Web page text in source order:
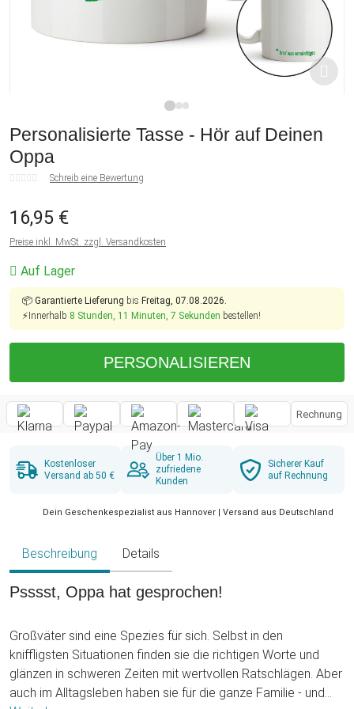
Personalisierte Tasse - Hör auf Deinen
Oppa
Schreib eine Bewertung
16,95 €
Preise inkl. MwSt. zzgl. Versandkosten
Auf Lager
📦 Garantierte Lieferung bis Freitag, 07.08.2026.
⚡Innerhalb 8 Stunden, 11 Minuten, 7 Sekunden bestellen!
PERSONALISIEREN
Rechnung
Kostenloser
Versand ab 50 €
Über 1 Mio.
zufriedene
Kunden
Sicherer Kauf
auf Rechnung
Dein Geschenkespezialist aus Hannover | Versand aus Deutschland
Beschreibung Details
Psssst, Oppa hat gesprochen!
Großväter sind eine Spezies für sich. Selbst in den
kniffligsten Situationen finden sie die richtigen Worte und
glänzen in schweren Zeiten mit wertvollen Ratschlägen. Aber
auch im Alltagsleben haben sie für die ganze Familie - und